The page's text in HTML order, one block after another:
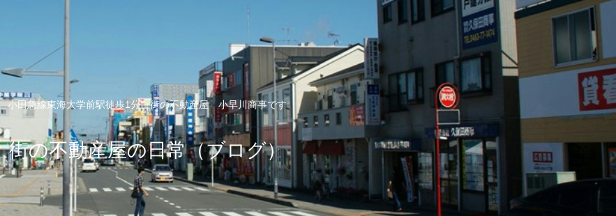
小田急線東海大学前駅徒歩1分 街の不動産屋 小早川商事です
街の不動産屋の日常（ブログ）